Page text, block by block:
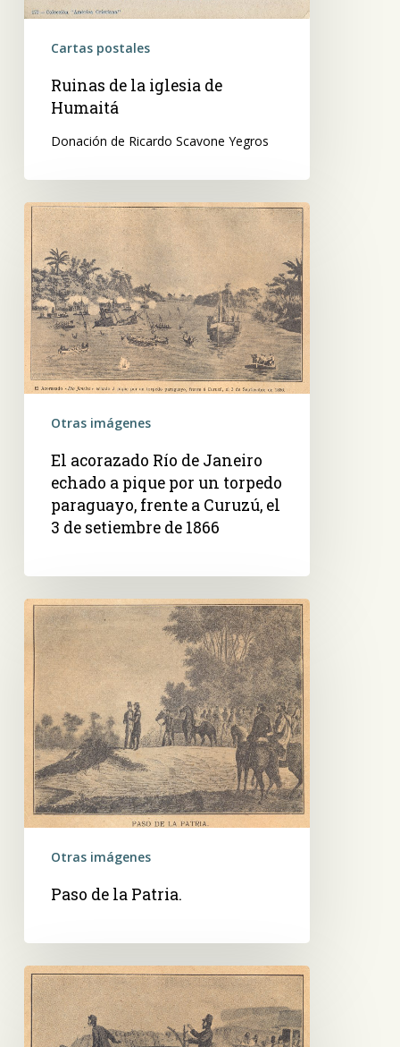
Cartas postales
Ruinas de la iglesia de
Humaitá
Donación de Ricardo Scavone Yegros
El
acorazado
Río
de
Janeiro
echado
pique
por
paraguayo,
frente
Curuzú,
de
setiembre
de
1866
Otras imágenes
El acorazado Río de Janeiro
echado a pique por un torpedo
paraguayo, frente a Curuzú, el
3 de setiembre de 1866
Paso
de
Patria.
Otras imágenes
Paso de la Patria.
El
Criollo
en